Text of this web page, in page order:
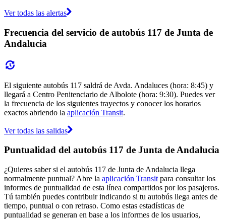
Ver todas las alertas
Frecuencia del servicio de autobús 117 de Junta de
Andalucia
El siguiente autobús 117 saldrá de Avda. Andaluces (hora: 8:45) y
llegará a Centro Penitenciario de Albolote (hora: 9:30). Puedes ver
la frecuencia de los siguientes trayectos y conocer los horarios
exactos abriendo la aplicación Transit.
Ver todas las salidas
Puntualidad del autobús 117 de Junta de Andalucia
¿Quieres saber si el autobús 117 de Junta de Andalucia llega
normalmente puntual? Abre la aplicación Transit para consultar los
informes de puntualidad de esta línea compartidos por los pasajeros.
Tú también puedes contribuir indicando si tu autobús llega antes de
tiempo, puntual o con retraso. Como estas estadísticas de
puntualidad se generan en base a los informes de los usuarios,